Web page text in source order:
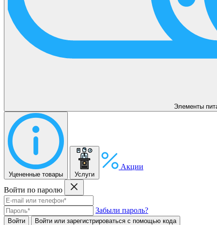
Элементы
Уцененные товары Услуги
Акции
Войти по паролю
Забыли пароль?
Войти Войти или зарегистрироватьcя с помощью кода